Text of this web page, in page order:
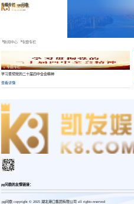
专题专栏 -pg问鼎
新闻中心 专题专栏
专题专栏
学习贯彻党的二十届四中全会精神
查看详情
pg问鼎的友情链接：
pg问鼎 copyright © 2025 湖北港口集团有限公司 all rights reserved